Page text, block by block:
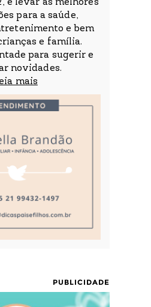
é levar as melhores
para a saúde,
e bem
e família.
para sugerir e
novidades.
mais
PUBLICIDADE